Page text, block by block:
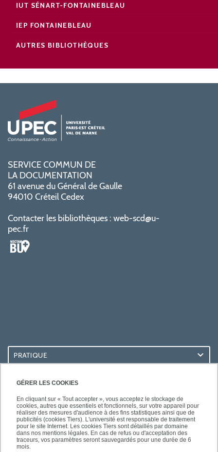
GÉRER LES COOKIES
En cliquant sur « Tout accepter », vous acceptez le stockage de
cookies, autres que essentiels et fonctionnels, sur votre appareil pour
réaliser des mesures d'audience à des fins statistiques ainsi que de
publicités (cookies Tiers). L'université est responsable de traitement
pour le site Internet. Les cookies Tiers sont détaillés par domaine
dans nos mentions légales. En cas de refus ou d'acceptation des
traceurs, vos paramètres seront sauvegardés pour une durée de 6
mois.
IUT SÉNART-FONTAINEBLEAU
IEP FONTAINEBLEAU
AUTRES BIBLIOTHÈQUES
SERVICE COMMUN DE
LA DOCUMENTATION
61 avenue du Général de Gaulle
94010 Créteil Cedex
Contacter les bibliothèques : web-scd@u-
pec.fr
PRATIQUE
ACCÈS RAPIDES
LES BU SUR...